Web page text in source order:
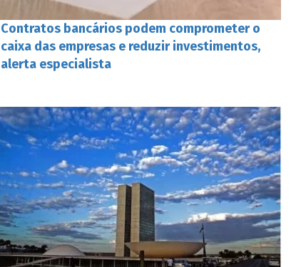
Contratos bancários podem comprometer o
caixa das empresas e reduzir investimentos,
alerta especialista